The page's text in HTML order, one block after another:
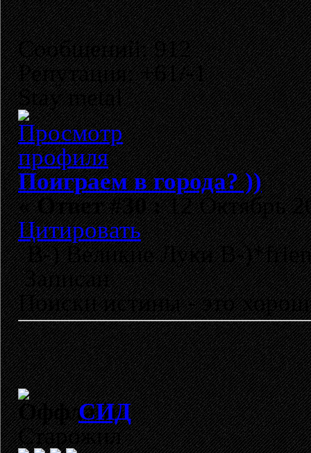
Сообщений: 912
Репутация: +61/-1
Stay metal
Поиграем в города? ))
«Ответ #30 :12 Октябрь
Цитировать
B-) Великие Луки B-
Записан
Поиски истины - это
СИД
Старожил